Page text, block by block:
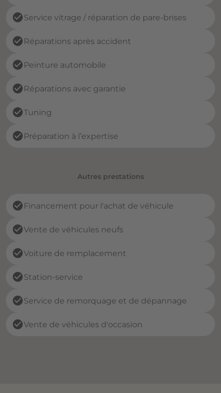
check_circleService vitrage / réparation de pare-brises
check_circle Réparations après accident
check_circle Peinture automobile
check_circle Réparations avec garantie
check_circleTuning
check_circle Préparation à l’expertise
Autres prestations
check_circle Financement pour l'achat de véhicule
check_circleVente de véhicules neufs
check_circleVoiture de remplacement
check_circleStation-service
check_circleService de remorquage et de dépannage
check_circleVente de véhicules d'occasion